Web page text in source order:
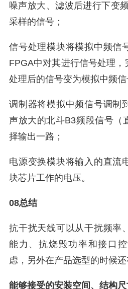
噪声放大、滤波后进行下变
采样的信号；
信号处理模块将模拟中频信
FPGA中对其进行信号处理
处理后的信号变为模拟中频信
调制器将模拟中频信号调制
声放大的北斗B3频段信号（
择输出一路；
电源变换模块将输入的直流
块芯片工作的电压。
08总结
抗干扰天线可以从干扰频率
能力、抗烧毁功率和接口
虑，另外在产品选型的时候还
能够接受的安装空间、结构尺